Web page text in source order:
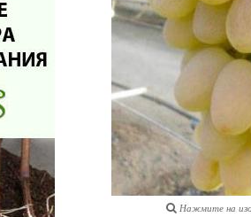
Нажмите на